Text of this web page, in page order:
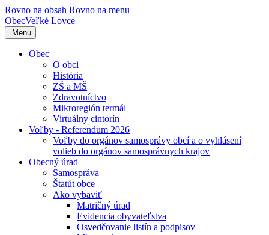
Rovno na obsah Rovno na menu
ObecVeľké Lovce
Menu
Obec
O obci
História
ZŠ a MŠ
Zdravotníctvo
Mikroregión termál
Virtuálny cintorín
Voľby - Referendum 2026
Voľby do orgánov samosprávy obcí a o vyhlásení
volieb do orgánov samosprávnych krajov
Obecný úrad
Samospráva
Štatút obce
Ako vybaviť
Matričný úrad
Evidencia obyvateľstva
Osvedčovanie listín a podpisov